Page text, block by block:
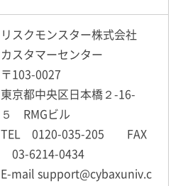
リスクモンスター株式会社
カスタマーセンター
〒103-0027
東京都中央区日本橋２-16-
５ RMGビル
TEL 0120-035-205 FAX
03-6214-0434
E-mail support@cybaxuniv.c